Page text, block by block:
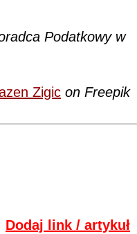
Podatkowy w
Zigic on Freepik
Dodaj link / artykuł